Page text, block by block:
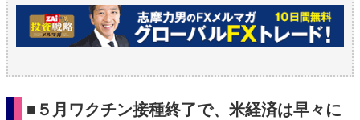
■５月ワクチン接種終了で、米経済は早々に